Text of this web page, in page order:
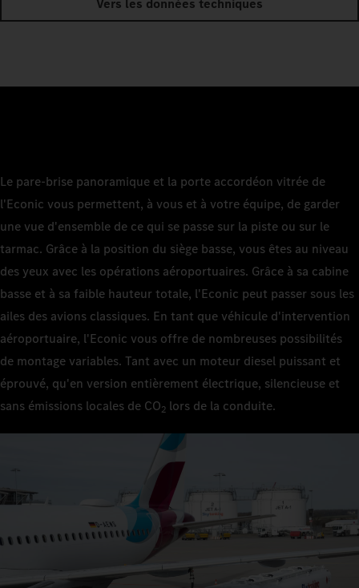
Vers les données techniques
Le pare-brise panoramique et la porte accordéon vitrée de
l'Econic vous permettent, à vous et à votre équipe, de garder
une vue d'ensemble de ce qui se passe sur la piste ou sur le
tarmac. Grâce à la position du siège basse, vous êtes au niveau
des yeux avec les opérations aéroportuaires. Grâce à sa cabine
basse et à sa faible hauteur totale, l'Econic peut passer sous les
ailes des avions classiques. En tant que véhicule d'intervention
aéroportuaire, l'Econic vous offre de nombreuses possibilités
de montage variables. Tant avec un moteur diesel puissant et
éprouvé, qu'en version entièrement électrique, silencieuse et
sans émissions locales de CO2 lors de la conduite.